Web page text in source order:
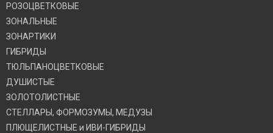
РОЗОЦВЕТКОВЫЕ
ЗОНАЛЬНЫЕ
ЗОНАРТИКИ
ГИБРИДЫ
ТЮЛЬПАНОЦВЕТКОВЫЕ
ДУШИСТЫЕ
ЗОЛОТОЛИСТНЫЕ
СТЕЛЛАРЫ, ФОРМОЗУМЫ, МЕДУЗЫ
ПЛЮЩЕЛИСТНЫЕ и ИВИ-ГИБРИДЫ